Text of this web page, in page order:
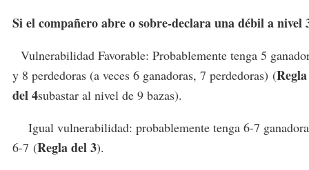
Si el compañero abre o sobre-declara una débil a nivel
Vulnerabilidad Favorable: Probablemente tenga 5
y 8 perdedoras (a veces 6 ganadoras, 7 perdedoras) (Regla
del 4subastar al nivel de 9 bazas).
Igual vulnerabilidad: probablemente tenga 6-7
6-7 (Regla del 3).